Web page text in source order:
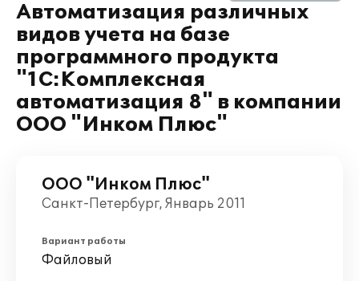
Автоматизация различных
видов учета на базе
программного продукта
"1С:Комплексная
автоматизация 8" в компании
ООО "Инком Плюс"
ООО "Инком Плюс"
Санкт-Петербург, Январь 2011
Вариант работы
Файловый